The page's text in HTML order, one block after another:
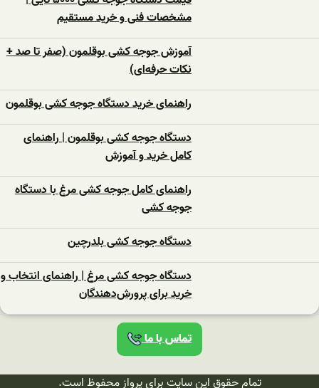
مشخصات فنی و خرید مستقیم
آموزش جوجه کشی بوقلمون (صفر تا صد +
نکات حرفه‌ای)
راهنمای خرید دستگاه جوجه کشی بوقلمون
دستگاه جوجه کشی بوقلمون | راهنمای
کامل خرید و آموزش
راهنمای کامل جوجه کشی مرغ با دستگاه
جوجه کشی
دستگاه جوجه‌ کشی بلدرچین
دستگاه جوجه‌ کشی مرغ | راهنمای انتخاب و
خرید برای پرورش‌دهندگان
تماس با ما
تمام حقوق این سایت برای پرواز محفوظ است.